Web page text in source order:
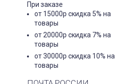
При заказе
от 15000р скидка 5% на
товары
от 20000р скидка 7% на
товары
от 30000р скидка 10% на
товары